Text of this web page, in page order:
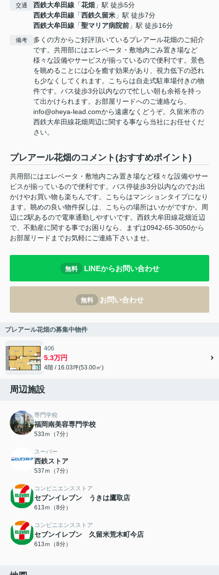
交通 西鉄大牟田線 「花畑 」駅 徒歩5分
西鉄大牟田線 「西鉄久留米 」駅 徒歩7分
西鉄大牟田線 「聖マリア病院前 」駅 徒歩16分
備考
多くの方からご好評頂いているプレアール花畑のご紹介
です。共用部にはエレベータ・敷地内ごみ置き場など
様々な設備やサービスが揃っているので便利です。景色
を眺めることには心を癒す効果があり、視力低下の恐れ
も少なくしてくれます。こちらは自走式駐車場付きの物
件です。バス徒歩3分以内なので忙しい朝も余裕を持っ
て出かけられます。お部屋リードへのご連絡なら、
info@oheya-lead.comから遠慮なくどうぞ。久留米市の
西鉄大牟田線花畑周辺に関する事なら当社にお任せくだ
さい。
プレアール花畑のコメント(おすすめポイント)
共用部にはエレベータ・敷地内ごみ置き場など様々な設備やサー
ビスが揃っているので便利です。バス停徒歩3分以内なのでお出
かけやお買い物も楽ちんです。こちらはマンションタイプになり
ます。眺めの良い物件探しは、こちらの場所はいかがですか。周
辺に2駅あるので電車通勤しやすいです。西鉄大牟田線花畑近辺
で、不動産に関する事でお困りなら、まずは0942-65-3050から
お部屋リードまでお気軽にご連絡下さいませ。
無料 LINEからお問い合わせ
無料 お問い合わせ
プレアール花畑の募集中物件
406
5.3万円
4階 / 16.03坪(53.00㎡)
周辺施設
専門学校
福岡南美容専門学校
533ｍ（7分）
スーパー
西鉄ストア
537ｍ（7分）
コンビニエンスストア
セブンイレブン うきは鷹取店
613ｍ（8分）
コンビニエンスストア
セブンイレブン 久留米荒木町今店
613ｍ（8分）